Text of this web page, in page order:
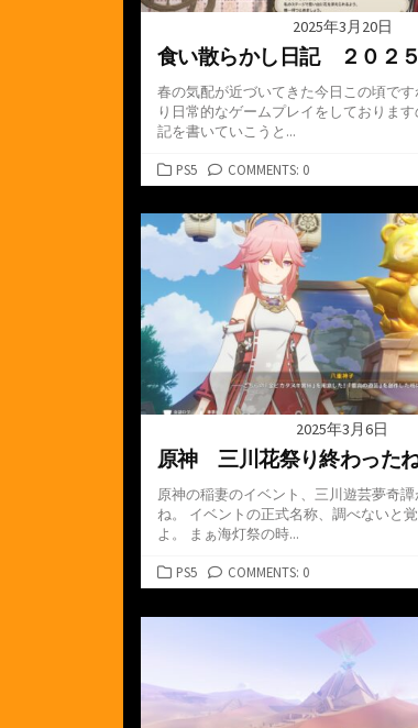
2025年3月20日
食い散らかし日記 ２０２
春の気配が近づいてきた今日この頃で
り日常的なゲームプレイをしておりま
記を書いていこうと...
カ
テ
ゴ
リ
PS5 COMMENTS: 0
2025年3月6日
原神 三川花祭り終わった
原神の稲妻のイベント、三川遊芸夢奇
ね。 イベントの正式名称、調べないと
よ。 まぁ海灯祭の時...
カ
テ
ゴ
PS5 COMMENTS: 0